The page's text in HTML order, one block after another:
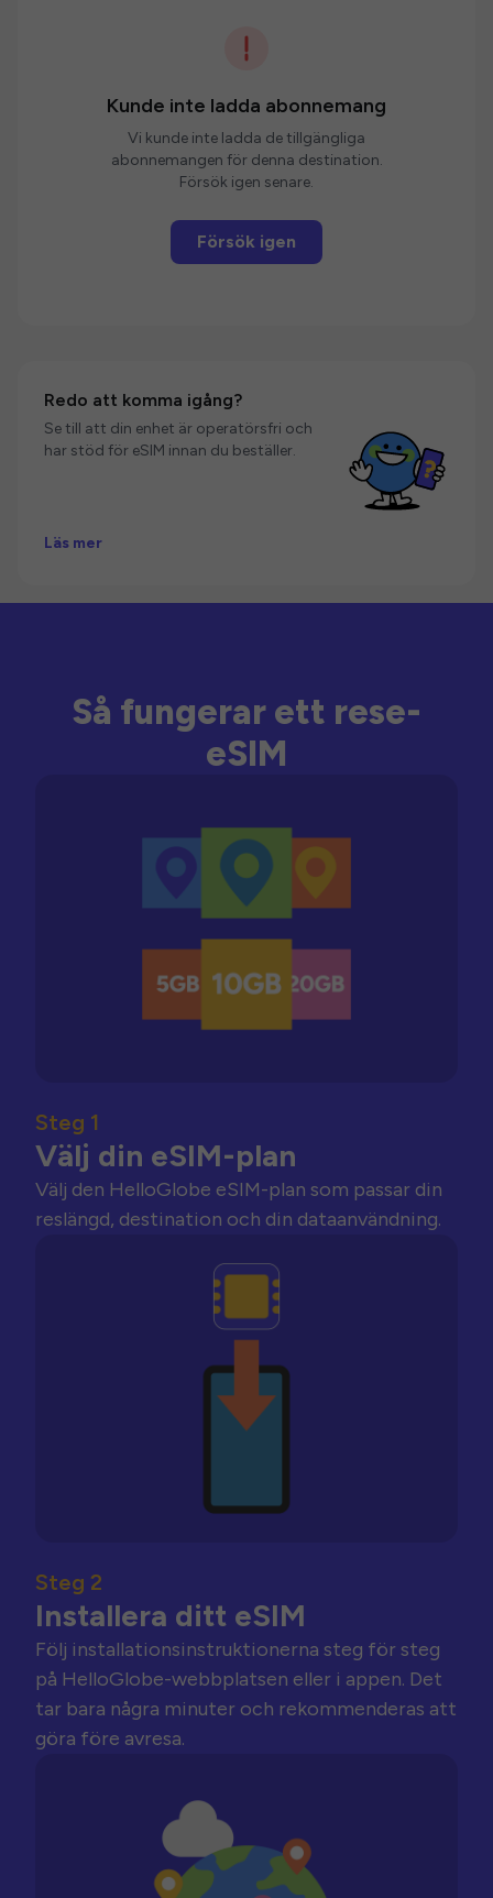
Kunde inte ladda abonnemang
Vi kunde inte ladda de tillgängliga
abonnemangen för denna destination.
Försök igen senare.
Försök igen
Redo att komma igång?
Se till att din enhet är operatörsfri och
har stöd för eSIM innan du beställer.
Läs mer
Så fungerar ett rese-
eSIM
Steg 1
Välj din eSIM-plan
Välj den HelloGlobe eSIM-plan som passar din
reslängd, destination och din dataanvändning.
Steg 2
Installera ditt eSIM
Följ installationsinstruktionerna steg för steg
på HelloGlobe-webbplatsen eller i appen. Det
tar bara några minuter och rekommenderas att
göra före avresa.